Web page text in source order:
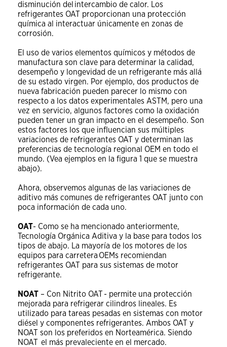
disminución del intercambio de calor. Los
refrigerantes OAT proporcionan una protección
química al interactuar únicamente en zonas de
corrosión.
El uso de varios elementos químicos y métodos de
manufactura son clave para determinar la calidad,
desempeño y longevidad de un refrigerante más allá
de su estado virgen. Por ejemplo, dos productos de
nueva fabricación pueden parecer lo mismo con
respecto a los datos experimentales ASTM, pero una
vez en servicio, algunos factores como la oxidación
pueden tener un gran impacto en el desempeño. Son
estos factores los que influencian sus múltiples
variaciones de refrigerantes OAT y determinan las
preferencias de tecnología regional OEM en todo el
mundo. (Vea ejemplos en la figura 1 que se muestra
abajo).
Ahora, observemos algunas de las variaciones de
aditivo más comunes de refrigerantes OAT junto con
poca información de cada uno.
OAT- Como se ha mencionado anteriormente,
Tecnología Orgánica Aditiva y la base para todos los
tipos de abajo. La mayoría de los motores de los
equipos para carretera OEMs recomiendan
refrigerantes OAT para sus sistemas de motor
refrigerante.
NOAT – Con Nitrito OAT - permite una protección
mejorada para refrigerar cilindros lineales. Es
utilizado para tareas pesadas en sistemas con motor
diésel y componentes refrigerantes. Ambos OAT y
NOAT son los preferidos en Norteamérica. Siendo
NOAT el más prevaleciente en el mercado.